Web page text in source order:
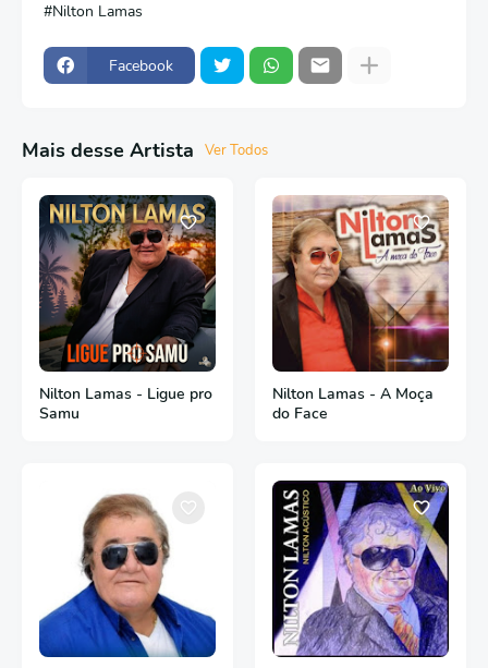
Nilton Lamas
Facebook
Mais desse Artista Ver Todos
Nilton Lamas - Ligue pro
Samu
Nilton Lamas - A Moça
do Face